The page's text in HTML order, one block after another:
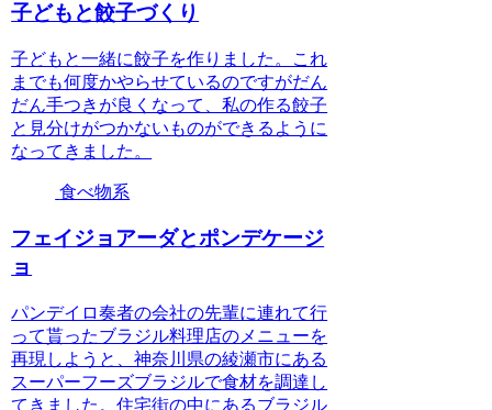
子どもと餃子づくり
子どもと一緒に餃子を作りました。これ
までも何度かやらせているのですがだん
だん手つきが良くなって、私の作る餃子
と見分けがつかないものができるように
なってきました。
食べ物系
フェイジョアーダとポンデケージ
ョ
パンデイロ奏者の会社の先輩に連れて行
って貰ったブラジル料理店のメニューを
再現しようと、神奈川県の綾瀬市にある
スーパーフーズブラジルで食材を調達し
てきました。住宅街の中にあるブラジル